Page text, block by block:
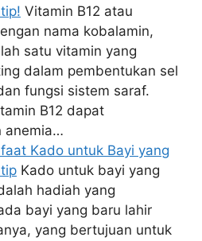
Vitamin B12 atau
nama kobalamin,
satu vitamin yang
dalam pembentukan sel
fungsi sistem saraf.
B12 dapat
anemia…
Kado untuk Bayi yang
Kado untuk bayi yang
hadiah yang
bayi yang baru lahir
yang bertujuan untuk